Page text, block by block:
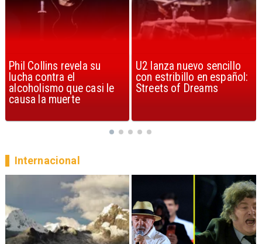
U2 lanza nuevo sencillo
con estribillo en español:
Streets of Dreams
“Africa” de Toto es
considerada la mejor
canción, según la ciencia
Internacional